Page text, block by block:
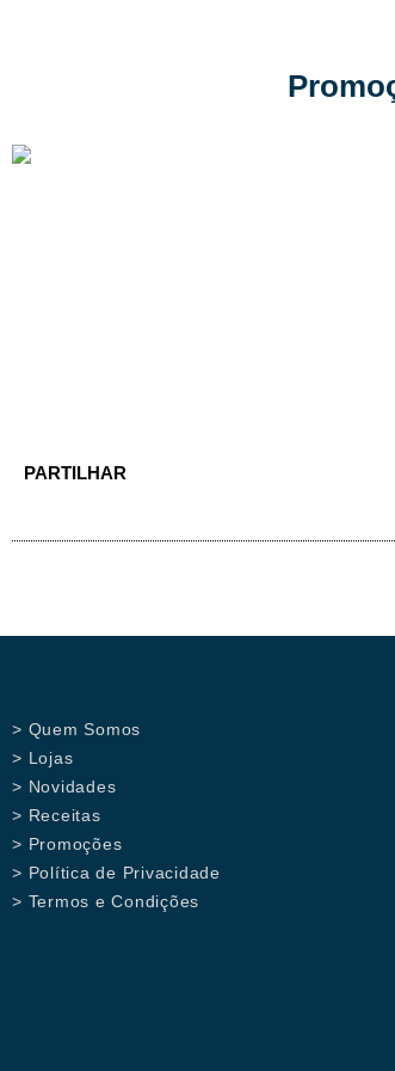
PARTILHAR
> Quem Somos
> Lojas
> Novidades
> Receitas
> Promoções
> Política de Privacidade
> Termos e Condições